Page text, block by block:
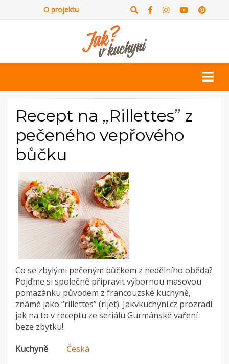
O projektu
Recept na „Rillettes” z
pečeného vepřového
bůčku
Co se zbylými pečeným bůčkem z nedělního oběda?
Pojďme si společně připravit výbornou masovou
pomazánku původem z francouzské kuchyně,
známé jako “rillettes” (rijet). Jakvkuchyni.cz prozradí
jak na to v receptu ze seriálu Gurmánské vaření
beze zbytku!
Kuchyně
Česká